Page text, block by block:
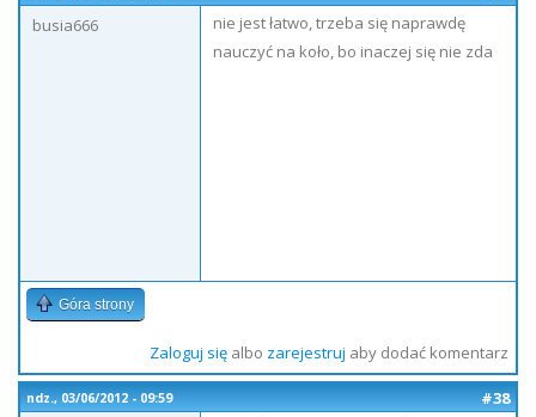
busia666
nie jest łatwo, trzeba się naprawdę
nauczyć na koło, bo inaczej się nie zda
Góra strony
Zaloguj sięalbo zarejestruj aby dodać komentarz
ndz., 03/06/2012 - 09:59
#38